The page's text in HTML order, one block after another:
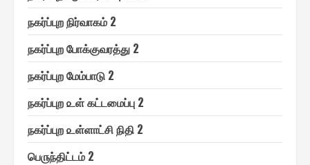
ந௧ர்ப்புற நிர்வா௧ம் 2
ந௧ர்ப்புற போக்குவரத்து 2
ந௧ர்ப்புற மேம்பாடு 2
ந௧ர்ப்புற ௨ள் ௧ட்டமைப்பு 2
ந௧ர்ப்புற ௨ள்ளாட்சி நிதி 2
பெ௫ந்திட்டம் 2